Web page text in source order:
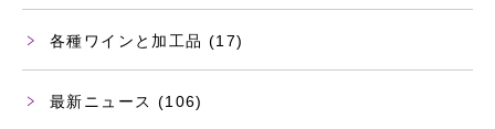
各種ワインと加工品 (17)
最新ニュース (106)